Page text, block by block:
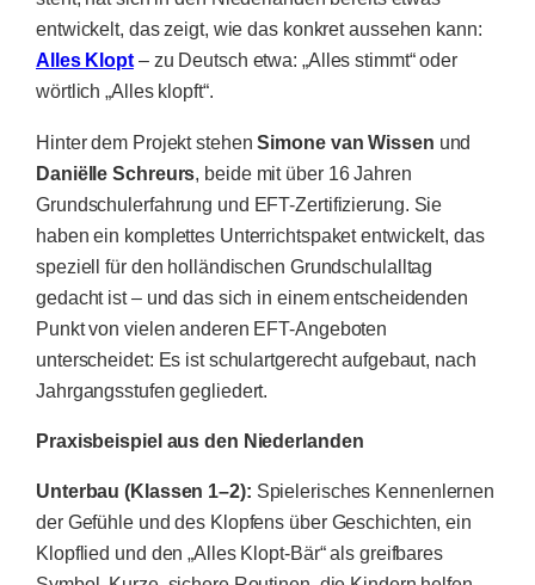
entwickelt, das zeigt, wie das konkret aussehen kann:
Alles Klopt– zu Deutsch etwa: „Alles stimmt“ oder
wörtlich „Alles klopft“.
Hinter dem Projekt stehenSimone van Wissen und
Daniëlle Schreurs , beide mit über 16 Jahren
Grundschulerfahrung und EFT-Zertifizierung. Sie
haben ein komplettes Unterrichtspaket entwickelt, das
speziell für den holländischen Grundschulalltag
gedacht ist – und das sich in einem entscheidenden
Punkt von vielen anderen EFT-Angeboten
unterscheidet: Es ist schulartgerecht aufgebaut, nach
Jahrgangsstufen gegliedert.
Praxisbeispiel aus den Niederlanden
Unterbau (Klassen 1–2): Spielerisches Kennenlernen
der Gefühle und des Klopfens über Geschichten, ein
Klopflied und den „Alles Klopt-Bär“ als greifbares